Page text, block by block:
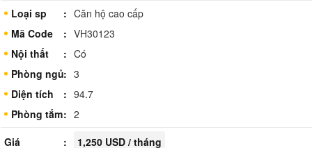
Loại sp
Căn hộ cao cấp
Mã Code
VH30123
Nội thất
Có
Phòng ngủ
3
Diện tích
94.7
Phòng tắm
2
Giá
1,250 USD / tháng